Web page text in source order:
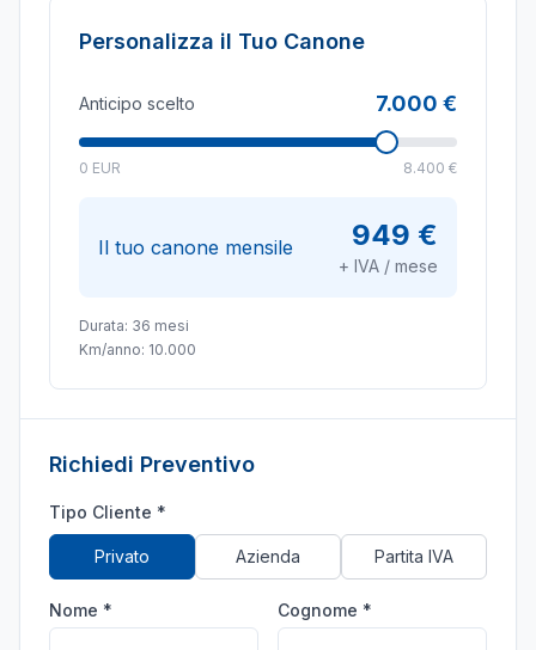
Personalizza il Tuo Canone
Anticipo scelto 7.000 €
0 EUR 8.400 €
Il tuo canone mensile 949 €
+ IVA / mese
Durata: 36 mesi
Km/anno: 10.000
Richiedi Preventivo
Tipo Cliente *
Privato Azienda Partita IVA
Nome * Cognome *